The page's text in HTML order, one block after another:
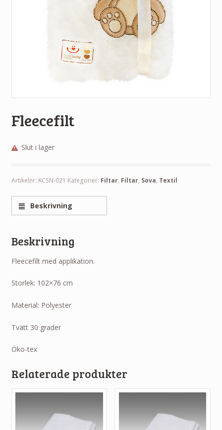
Fleecefilt
Slut i lager
Artikelnr: KCSN-021 Kategorier: Filtar, Filtar, Sova, Textil
Beskrivning
Beskrivning
Fleecefilt med applikation.
Storlek: 102×76 cm
Material: Polyester
Tvätt 30 grader
Öko-tex
Relaterade produkter